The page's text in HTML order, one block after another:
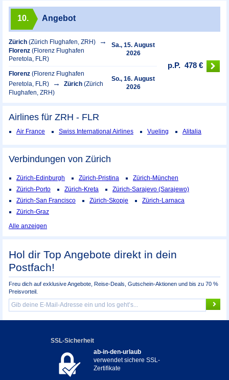
10. Angebot
Zürich (Zürich Flughafen, ZRH)
Florenz (Florenz Flughafen
Peretola, FLR)
Sa., 15. August
2026
Florenz (Florenz Flughafen
Peretola, FLR)
Zürich (Zürich
Flughafen, ZRH)
So., 16. August
2026
p.P. 478 €
Airlines für ZRH - FLR
Air France Swiss International Airlines Vueling Alitalia
Verbindungen von Zürich
Zürich-Edinburgh Zürich-Pristina
Zürich-München
Zürich-Porto
Zürich-Kreta
Zürich-Sarajevo (Sarajewo)
Zürich-San Francisco
Zürich-Skopje
Zürich-Larnaca
Zürich-Graz
Alle anzeigen
Hol dir Top Angebote direkt in dein
Postfach!
Freu dich auf exklusive Angebote, Reise-Deals, Gutschein-Aktionen und bis zu 70 %
Preisvorteil.
SSL-Sicherheit
ab-in-den-urlaub
verwendet sichere SSL-
Zertifikate